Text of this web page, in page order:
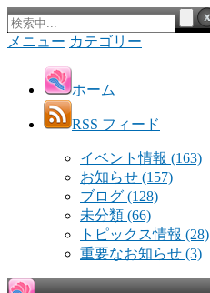
メニュー カテゴリー
ホーム
RSS フィード
イベント情報 (163)
お知らせ (157)
ブログ (128)
未分類 (66)
トピックス情報 (28)
重要なお知らせ (3)